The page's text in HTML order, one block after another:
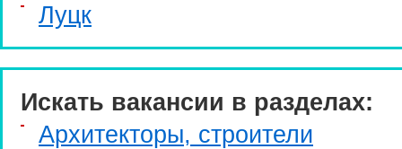
Луцк
Искать вакансии в разделах:
Архитекторы, строители